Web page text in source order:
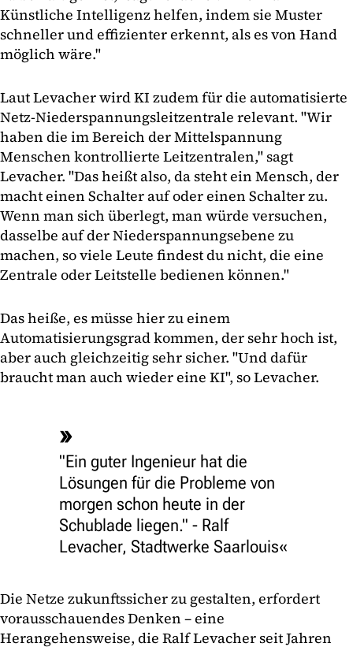
Künstliche Intelligenz helfen, indem sie Muster
schneller und effizienter erkennt, als es von Hand
möglich wäre."
Laut Levacher wird KI zudem für die automatisierte
Netz-Niederspannungsleitzentrale relevant. "Wir
haben die im Bereich der Mittelspannung
Menschen kontrollierte Leitzentralen," sagt
Levacher. "Das heißt also, da steht ein Mensch, der
macht einen Schalter auf oder einen Schalter zu.
Wenn man sich überlegt, man würde versuchen,
dasselbe auf der Niederspannungsebene zu
machen, so viele Leute findest du nicht, die eine
Zentrale oder Leitstelle bedienen können."
Das heiße, es müsse hier zu einem
Automatisierungsgrad kommen, der sehr hoch ist,
aber auch gleichzeitig sehr sicher. "Und dafür
braucht man auch wieder eine KI", so Levacher.
"Ein guter Ingenieur hat die
Lösungen für die Probleme von
morgen schon heute in der
Schublade liegen." - Ralf
Levacher, Stadtwerke Saarlouis
Die Netze zukunftssicher zu gestalten, erfordert
vorausschauendes Denken – eine
Herangehensweise, die Ralf Levacher seit Jahren